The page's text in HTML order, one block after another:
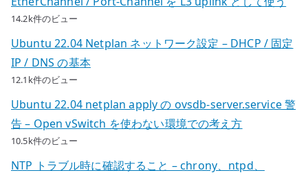
14.2k件のビュー
Ubuntu 22.04 Netplan ネットワーク設定 – DHCP / 固定
IP / DNS の基本
12.1k件のビュー
Ubuntu 22.04 netplan apply の ovsdb-server.service 警
告 – Open vSwitch を使わない環境での考え方
10.5k件のビュー
NTP トラブル時に確認すること – chrony、ntpd、